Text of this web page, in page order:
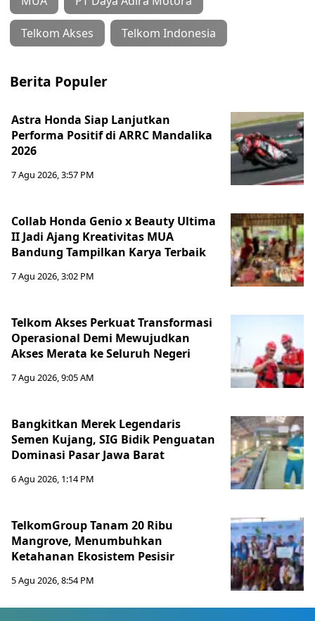
Telkom Akses Telkom Indonesia
Berita Populer
Astra Honda Siap Lanjutkan
Performa Positif di ARRC Mandalika
2026
7 Agu 2026, 3:57 PM
Collab Honda Genio x Beauty Ultima
II Jadi Ajang Kreativitas MUA
Bandung Tampilkan Karya Terbaik
7 Agu 2026, 3:02 PM
Telkom Akses Perkuat Transformasi
Operasional Demi Mewujudkan
Akses Merata ke Seluruh Negeri
7 Agu 2026, 9:05 AM
Bangkitkan Merek Legendaris
Semen Kujang, SIG Bidik Penguatan
Dominasi Pasar Jawa Barat
6 Agu 2026, 1:14 PM
TelkomGroup Tanam 20 Ribu
Mangrove, Menumbuhkan
Ketahanan Ekosistem Pesisir
5 Agu 2026, 8:54 PM